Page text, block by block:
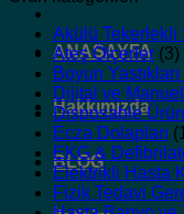
ANASAYFA
Hakkımızda
BLOG
Akülü Tekerlekli
Ateş Ölçerler (3)
Boyun
Dijital ve
Disposable
Ecza Dolapları
EKG &
Elektrikli Hasta
Fizik Tedavi